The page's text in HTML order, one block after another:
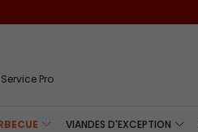
Service Pro
VIANDES D'EXCEPTION